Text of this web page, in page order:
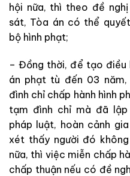
hội nữa, thì theo đề
sát, Tòa án có thể
bộ hình phạt;
– Đồng thời, để tạo
án phạt tù đến 03
đình chỉ chấp hành hình
tạm đình chỉ mà đã
pháp luật, hoàn cảnh
xét thấy người đó
nữa, thì việc miễn chấp
chấp thuận nếu có đề